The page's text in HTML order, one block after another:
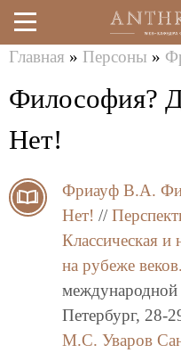
Перейти
к
здесь
Главная » Персоны »
Философия?
Нет!
Фриауф В.А.
Нет! //
Классическая и
на рубеже веков.
международной
Петербург, 28-
М.С. Уваров